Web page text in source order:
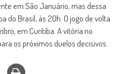
em São Januário, mas dessa
do Brasil, às 20h. O jogo de volta
em Curitiba. A vitória no
os próximos duelos decisivos.